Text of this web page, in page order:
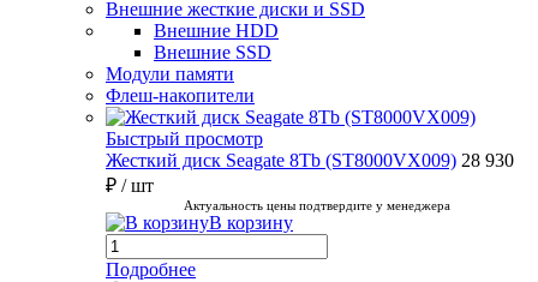
Внешние жесткие диски и SSD
Внешние HDD
Внешние SSD
Модули памяти
Флеш-накопители
Быстрый просмотр
Жесткий диск Seagate 8Tb (ST8000VX009) 28 930
₽ / шт
Актуальность цены подтвердите у менеджера
В корзину
Подробнее